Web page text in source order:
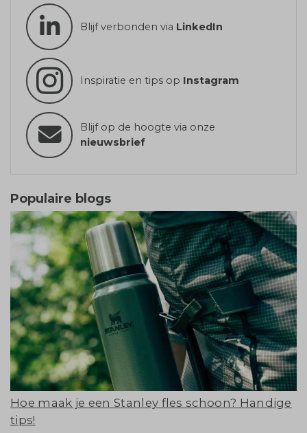
Blijf verbonden via LinkedIn
Inspiratie en tips op Instagram
Blijf op de hoogte via onze
nieuwsbrief
Populaire blogs
Hoe maak je een Stanley fles schoon? Handige
tips!